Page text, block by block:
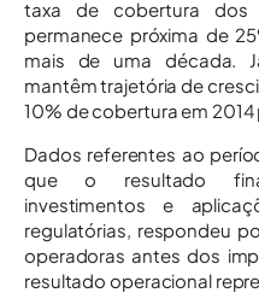
taxa de cobertura dos
permanece próxima de
mais de uma década.
mantêm trajetória de
10% de cobertura em 2014
Dados referentes ao
que o resultado
investimentos e
regulatórias, respondeu
operadoras antes dos
resultado operacional